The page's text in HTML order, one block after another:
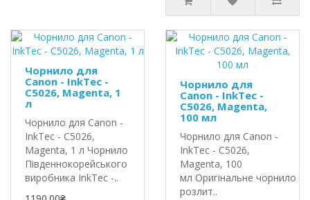
Чорнило для
Canon - InkTec -
C5026, Magenta, 1
л
Чорнило для Canon -
InkTec - C5026,
Magenta, 1 л Чорнило
Південнокорейського
виробника InkTec -..
Чорнило для
Canon - InkTec -
C5026, Magenta,
100 мл
Чорнило для Canon -
InkTec - C5026,
Magenta, 100
мл Оригінальне чорнило
розлит..